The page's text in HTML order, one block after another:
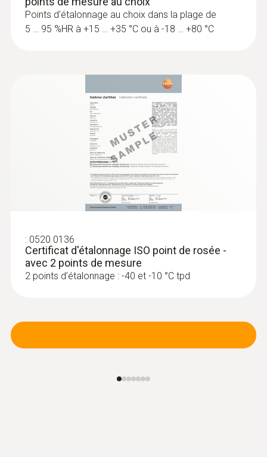
0636 6160
d'humidité sur matière r...
Mesure sans dommage : parfaite pour les
matériaux sensibles.
Points d'étalonnage au choix dans la plage de
5 … 95 %HR à +15 … +35 °C ou à -18 … +80 °C
: 0520 0136
Certificat d'étalonnage ISO point de rosée -
avec 2 points de mesure
2 points d’étalonnage : -40 et -10 °C tpd